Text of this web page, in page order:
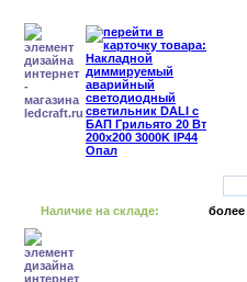
Наличие на складе: более